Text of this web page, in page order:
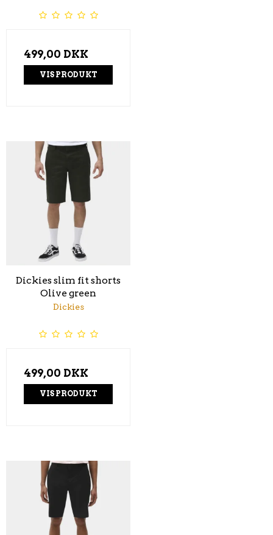
499,00 DKK
VIS PRODUKT
Dickies slim fit shorts
Olive green
Dickies
499,00 DKK
VIS PRODUKT